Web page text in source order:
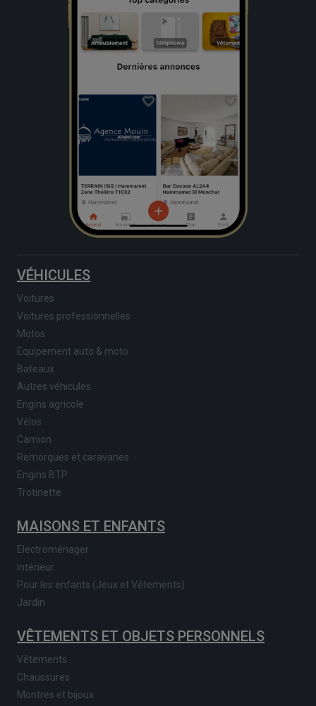
VÉHICULES
Voitures
Voitures professionnelles
Motos
Equipement auto & moto
Bateaux
Autres véhicules
Engins agricole
Vélos
Camion
Remorques et caravanes
Engins BTP
Trotinette
MAISONS ET ENFANTS
Electroménager
Intérieur
Pour les enfants (Jeux et Vêtements)
Jardin
VÊTEMENTS ET OBJETS PERSONNELS
Vêtements
Chaussures
Montres et bijoux